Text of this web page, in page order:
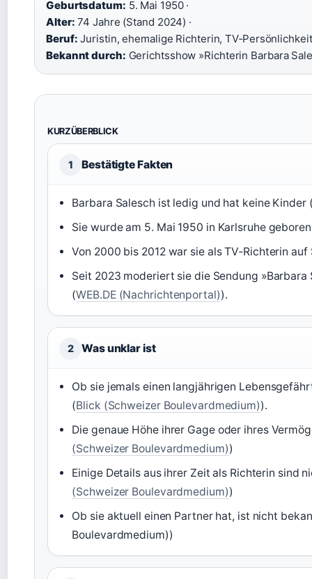
Geburtsdatum: 5. Mai 1950 ·
Alter: 74 Jahre (Stand 2024) ·
Beruf: Juristin, ehemalige Richterin, TV‑Persönlichkeit
Bekannt durch: Gerichtsshow »Richterin Barbara
KURZÜBERBLICK
1 Bestätigte Fakten
Barbara Salesch ist ledig und hat keine Kinder
Sie wurde am 5. Mai 1950 in Karlsruhe
Von 2000 bis 2012 war sie als TV‑Richterin auf
Seit 2023 moderiert sie die Sendung »Barbara
(WEB.DE (Nachrichtenportal)).
2 Was unklar ist
Ob sie jemals einen langjährigen
(Blick (Schweizer Boulevardmedium)).
Die genaue Höhe ihrer Gage oder ihres
(Schweizer Boulevardmedium))
Einige Details aus ihrer Zeit als Richterin sind
(Schweizer Boulevardmedium))
Ob sie aktuell einen Partner hat, ist nicht
Boulevardmedium))